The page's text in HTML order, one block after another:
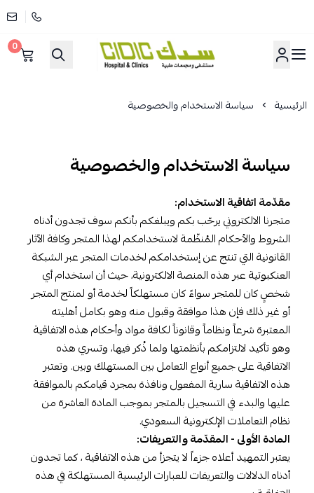
مستشفى سدك
0
الرئيسية سياسة الاستخدام والخصوصية
سياسة الاستخدام والخصوصية
مقدّمة اتفاقية الاستخدام:
متجرنا الالكتروني يرحّب بكم ويبلغكم بأنكم سوف تجدون أدناه
الشروط والأحكام المُنظّمة لاستخدامكم لهذا المتجر وكافة الآثار
القانونية التي تنتج عن إستخدامكم لخدمات المتجر عبر الشبكة
العنكبوتية عبر هذه المنصة الالكترونية، حيث أن استخدام أي
شخصٍ كان للمتجر سواءً كان مستهلكاً لخدمة أو لمنتج المتجر
أو غير ذلك فإن هذا موافقة وقبول منه وهو بكامل أهليته
المعتبرة شرعاً ونظاماً وقانوناً لكافة مواد وأحكام هذه الاتفاقية
وهو تأكيد لالتزامكم بأنظمتها ولما ذُكر فيها، وتسري هذه
الاتفاقية على جميع أنواع التعامل بين المستهلك وبين. وتعتبر
هذه الاتفاقية سارية المفعول ونافذة بمجرد قيامكم بالموافقة
عليها والبدء في التسجيل بالمتجر بموجب المادة العاشرة من
نظام التعاملات الإلكترونية السعودي.
المادة الأولى - المقدّمة والتعريفات:
يعتبر التمهيد أعلاه جزءاً لا يتجزأ من هذه الاتفاقية ، كما تجدون
أدناه الدلالات والتعريفات للعبارات الرئيسية المستهلكة في هذه